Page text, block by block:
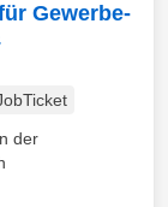
Gewerbe-
der